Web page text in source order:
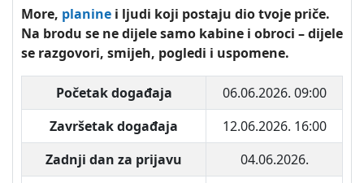
More, planine i ljudi koji postaju dio tvoje priče.
Na brodu se ne dijele samo kabine i obroci – dijele
se razgovori, smijeh, pogledi i uspomene.
Početak događaja
06.06.2026. 09:00
Završetak događaja
12.06.2026. 16:00
Zadnji dan za prijavu
04.06.2026.